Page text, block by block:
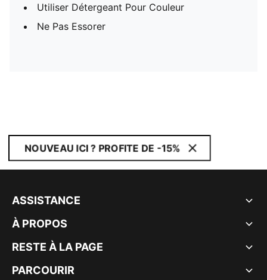
Utiliser Détergeant Pour Couleur
Ne Pas Essorer
NOUVEAU ICI ? PROFITE DE -15%
ASSISTANCE
À PROPOS
RESTE À LA PAGE
PARCOURIR